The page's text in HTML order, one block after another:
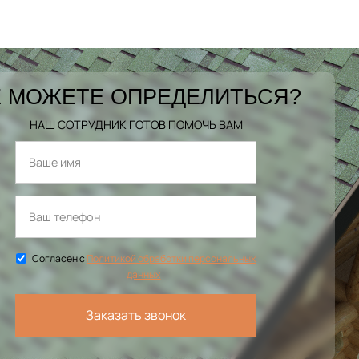
МОЖЕТЕ ОПРЕДЕЛИТЬСЯ?
НАШ СОТРУДНИК ГОТОВ ПОМОЧЬ ВАМ
Согласен сПолитикой обработки персональных
данных
Заказать звонок